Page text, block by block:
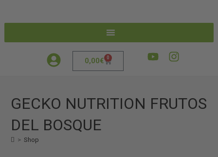
0,00€ 0
GECKO NUTRITION FRUTOS
DEL BOSQUE
> Shop